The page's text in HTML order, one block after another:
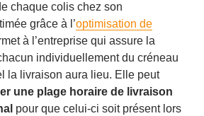
chaque colis chez son
grâce à l’optimisation de
à l’entreprise qui assure la
individuellement du créneau
la livraison aura lieu. Elle peut
une plage horaire de livraison
pour que celui-ci soit présent lors